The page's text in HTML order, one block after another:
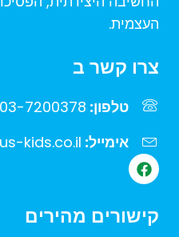
העצמית.
צרו קשר ב
טלפון:03-7200378
אימייל:kids.co.il
F
a
b
קישורים מהירים